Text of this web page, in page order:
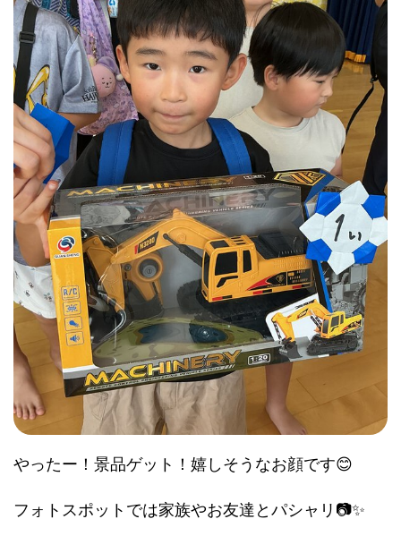
やったー！景品ゲット！嬉しそうなお顔です😊
フォトスポットでは家族やお友達とパシャリ📷✨